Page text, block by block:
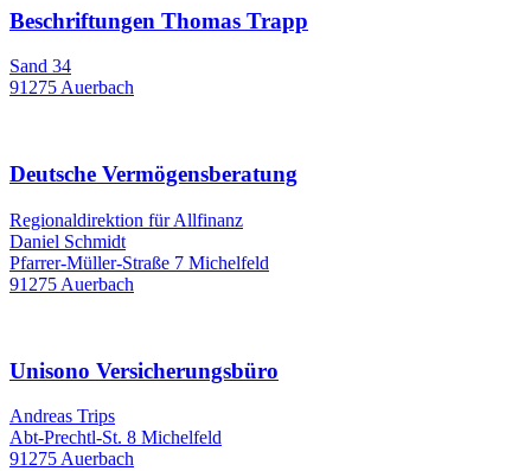
Beschriftungen Thomas Trapp
Sand 34
91275 Auerbach
Deutsche Vermögensberatung
Regionaldirektion für Allfinanz
Daniel Schmidt
Pfarrer-Müller-Straße 7 Michelfeld
91275 Auerbach
Unisono Versicherungsbüro
Andreas Trips
Abt-Prechtl-St. 8 Michelfeld
91275 Auerbach